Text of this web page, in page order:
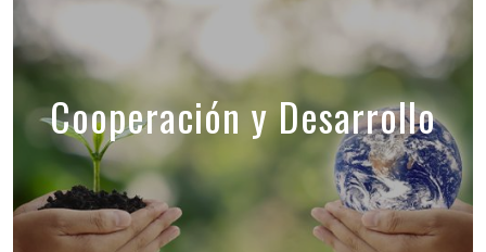
Cooperación y Desarrollo